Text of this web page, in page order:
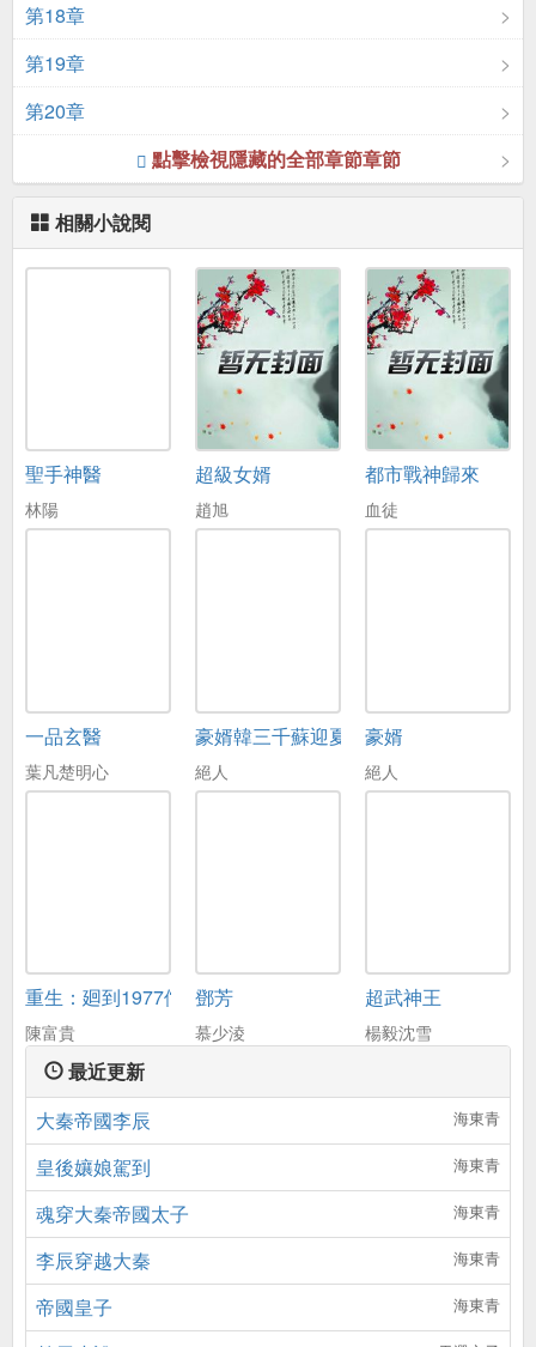
第18章
第19章
第20章
點擊檢視隱藏的全部章節章節
相關小說閱
聖手神醫
林陽
超級女婿
趙旭
都市戰神歸來
血徒
一品玄醫
葉凡楚明心
豪婿韓三千蘇迎夏
絕人
豪婿
絕人
重生：廻到1977儅嬭爸
陳富貴
鄧芳
慕少淩
超武神王
楊毅沈雪
最近更新
大秦帝國李辰
海東青
皇後孃娘駕到 海東青
魂穿大秦帝國太子 海東青
李辰穿越大秦 海東青
帝國皇子 海東青